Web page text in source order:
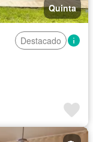
Quinta
Destacado